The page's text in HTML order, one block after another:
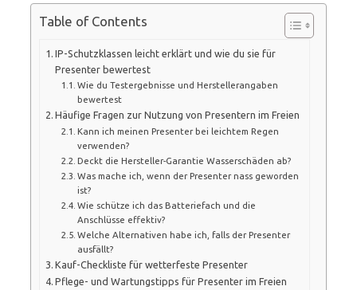
Table of Contents
IP-Schutzklassen leicht erklärt und wie du sie für
Presenter bewertest
Wie du Testergebnisse und Herstellerangaben
bewertest
Häufige Fragen zur Nutzung von Presentern im Freien
Kann ich meinen Presenter bei leichtem Regen
verwenden?
Deckt die Hersteller-Garantie Wasserschäden ab?
Was mache ich, wenn der Presenter nass geworden
ist?
Wie schütze ich das Batteriefach und die
Anschlüsse effektiv?
Welche Alternativen habe ich, falls der Presenter
ausfällt?
Kauf-Checkliste für wetterfeste Presenter
Pflege- und Wartungstipps für Presenter im Freien